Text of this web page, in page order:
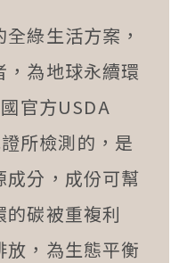
綠生活方案，
為地球永續環
官方USDA
所檢測的，是
成分，成份可幫
碳被重複利
，為生態平衡